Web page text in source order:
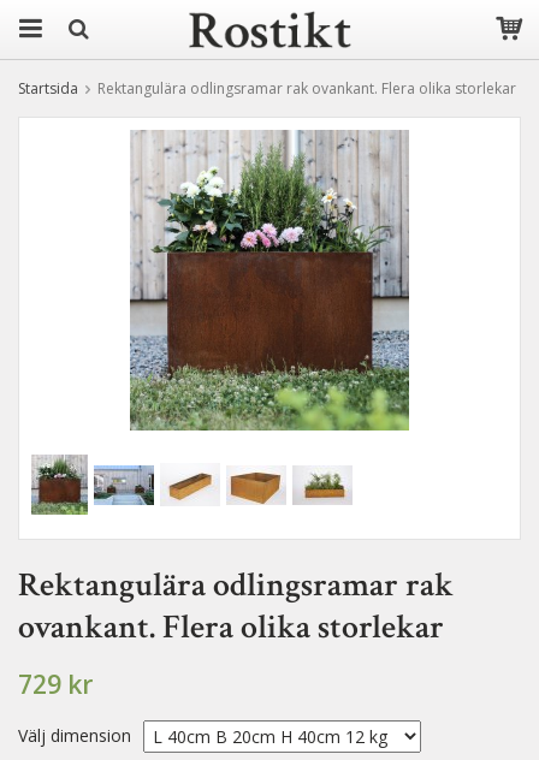
Startsida Rektangulära odlingsramar rak ovankant. Flera olika storlekar
Rektangulära odlingsramar rak
ovankant. Flera olika storlekar
729 kr
Välj dimension